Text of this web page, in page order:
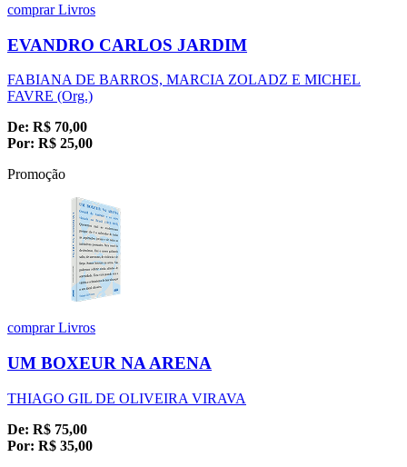
comprarLivros
EVANDRO CARLOS JARDIM
FABIANA DE BARROS, MARCIA ZOLADZ E MICHEL
FAVRE (Org.)
De: R$ 70,00
Por: R$ 25,00
Promoção
comprarLivros
UM BOXEUR NA ARENA
THIAGO GIL DE OLIVEIRA VIRAVA
De: R$ 75,00
Por: R$ 35,00